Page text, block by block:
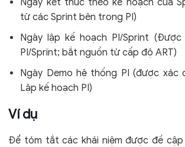
Ngày kết thúc theo kế hoạch của
từ các Sprint bên trong PI)
Ngày lập kế hoạch PI/Sprint
PI/Sprint; bắt nguồn từ cấp độ ART)
Ngày Demo hệ thống PI (được xác
Lập kế hoạch PI)
Ví dụ
Để tóm tắt các khái niệm được đề